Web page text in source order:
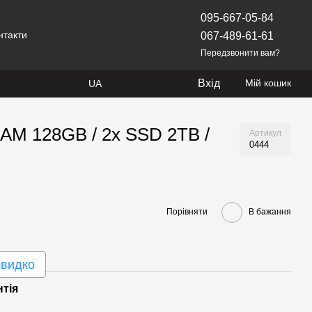
095-667-05-84
067-489-61-61
Передзвонити вам?
UA Вхід Мій кошик
128GB / 2х SSD 2TB / Артикул
0444
Порівняти В бажання